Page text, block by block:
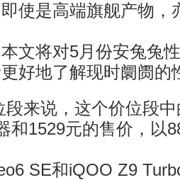
使是高端旗舰产物，
文将对5月份安兔兔
好地了解现时阛阓的
段来说，这个价位段
和1529元的售价，以
SE和iQOO Z9